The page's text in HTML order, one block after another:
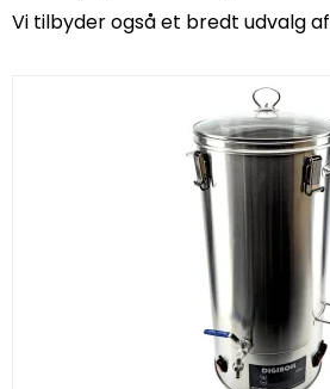
Vi tilbyder også et bredt udvalg af